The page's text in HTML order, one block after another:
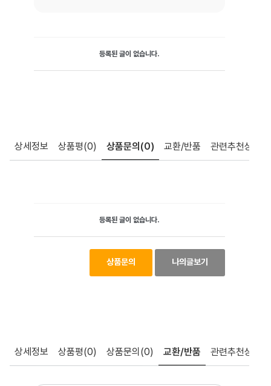
등록된 글이 없습니다.
상세정보 상품평(0) 상품문의 (0) 교환/반품 관련추천상품
등록된 글이 없습니다.
상품문의 나의글보기
상세정보 상품평(0) 상품문의 (0) 교환/반품 관련추천상품